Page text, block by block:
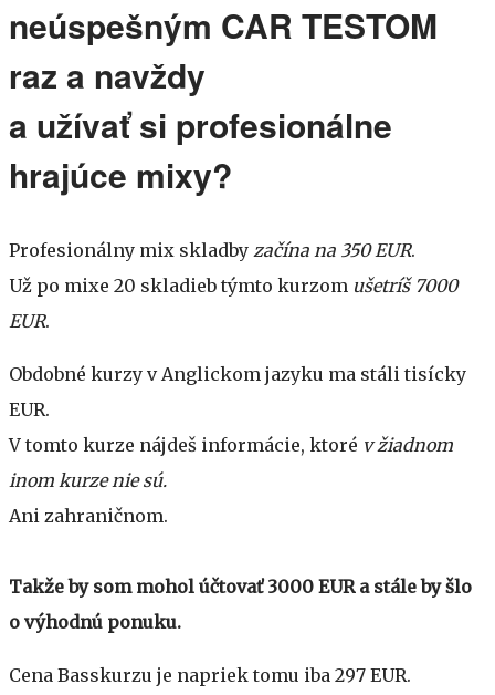
neúspešným CAR TESTOM
raz a navždy
a užívať si profesionálne
hrajúce mixy?
Profesionálny mix skladby začína na 350 EUR.
Už po mixe 20 skladieb týmto kurzom ušetríš 7000
EUR.
Obdobné kurzy v Anglickom jazyku ma stáli tisícky
EUR.
V tomto kurze nájdeš informácie, ktoré v žiadnom
inom kurze nie sú.
Ani zahraničnom.
Takže by som mohol účtovať 3000 EUR a stále by šlo
o výhodnú ponuku.
Cena Basskurzu je napriek tomu iba 297 EUR.